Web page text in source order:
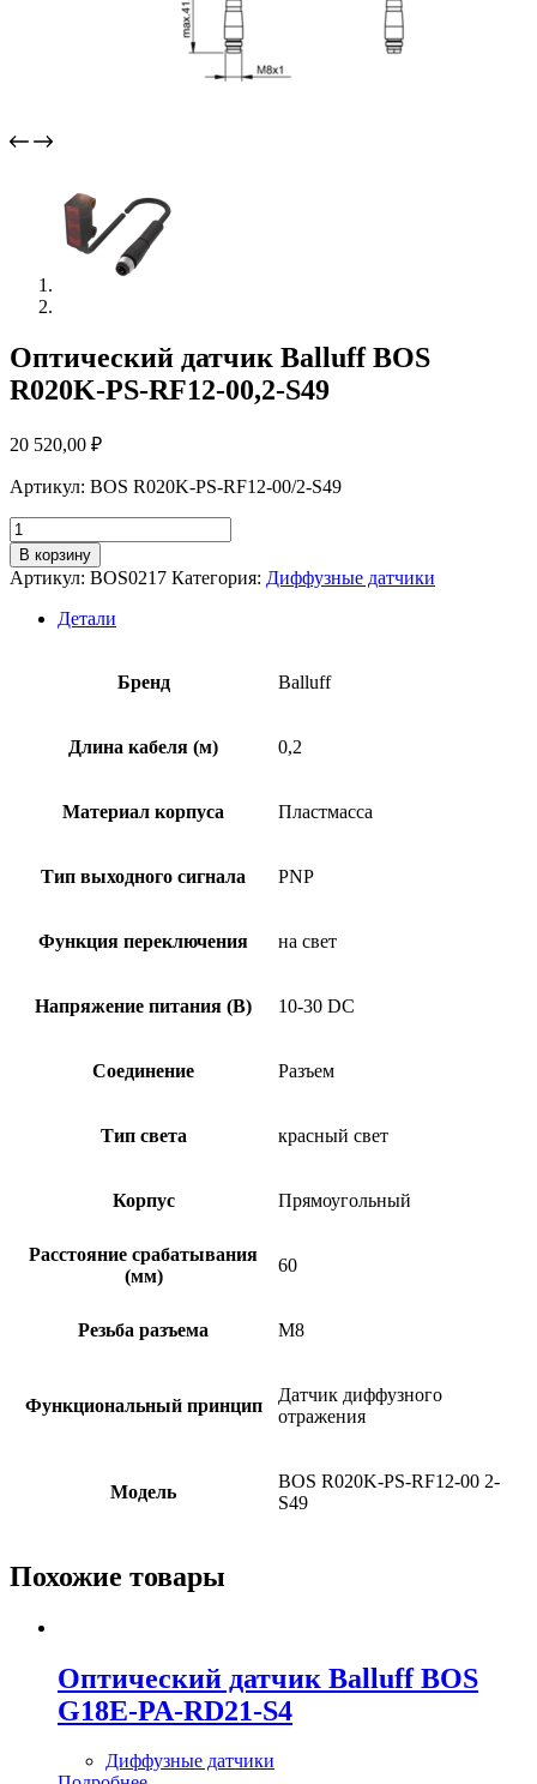
Оптический датчик Balluff BOS
R020K-PS-RF12-00,2-S49
20 520,00 ₽
Артикул: BOS R020K-PS-RF12-00/2-S49
Количество
товара
Оптический
датчик
Balluff
В корзину
Артикул: BOS0217 Категория: Диффузные датчики
Детали
Бренд Balluff
Длина кабеля (м) 0,2
Материал корпуса Пластмасса
Тип выходного сигнала PNP
Функция переключения на свет
Напряжение питания (В) 10-30 DC
Соединение Разъем
Тип света красный свет
Корпус Прямоугольный
Расстояние срабатывания
(мм)
60
Резьба разъема M8
Функциональный принцип
Датчик диффузного
отражения
Модель
BOS R020K-PS-RF12-00 2-
S49
Похожие товары
Оптический датчик Balluff BOS
G18E-PA-RD21-S4
Диффузные датчики